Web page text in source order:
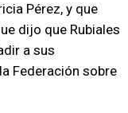
Pérez, y que
dijo que Rubiales
a sus
Federación sobre